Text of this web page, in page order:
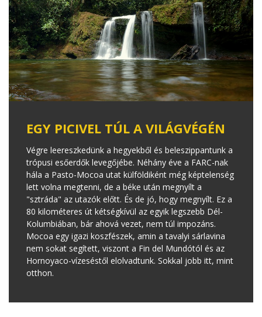
EGY PICIVEL TÚL A VILÁGVÉGÉN
Végre leereszkedünk a hegyekből és beleszippantunk a
trópusi esőerdők levegőjébe. Néhány éve a FARC-nak
hála a Pasto-Mocoa utat külföldiként még képtelenség
lett volna megtenni, de a béke után megnyílt a
"sztráda" az utazók előtt. És de jó, hogy megnyílt. Ez a
80 kilométeres út kétségkívül az egyik legszebb Dél-
Kolumbiában, bár ahová vezet, nem túl impozáns.
Mocoa egy igazi koszfészek, amin a tavalyi sárlavina
nem sokat segített, viszont a Fin del Mundótól és az
Hornoyaco-vízeséstől elolvadtunk. Sokkal jobb itt, mint
otthon.